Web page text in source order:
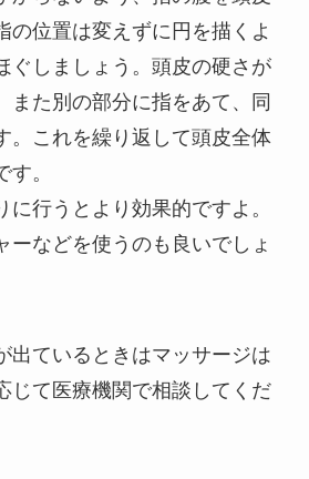
の位置は変えずに円を描くよ
ぐしましょう。頭皮の硬さが
また別の部分に指をあて、同
。これを繰り返して頭皮全体
。
に行うとより効果的ですよ。
ーなどを使うのも良いでしょ
出ているときはマッサージは
じて医療機関で相談してくだ